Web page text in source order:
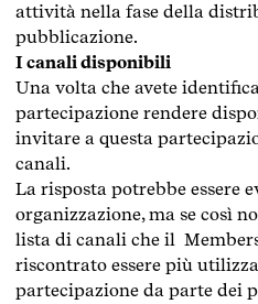
attività nella fase della
pubblicazione.
I canali disponibili
Una volta che avete
partecipazione rendere
invitare a questa
canali.
La risposta potrebbe essere
organizzazione, ma se così
lista di canali che il
riscontrato essere più
partecipazione da parte dei